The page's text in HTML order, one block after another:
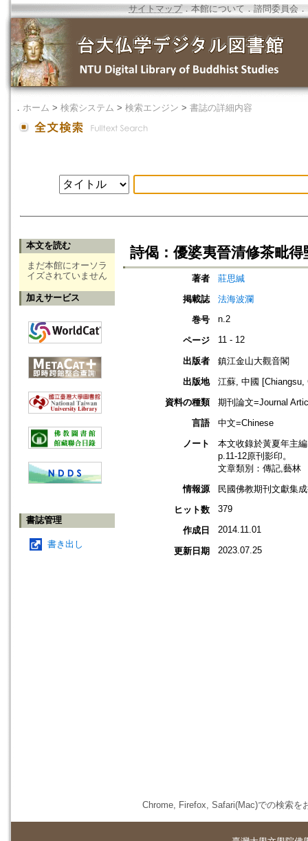
サイトマップ．本館について ． 諮問委員会 ．
． ホーム > 検索システム > 検索エンジン > 書誌の詳細内容
本文を読む
まだ本館にオーソラ
イズされていません
加えサービス
書誌管理
書き出し
詩偈：優婆夷晉清修茶毗
著者
莊思緘
掲載誌
法海波瀾
巻号
n.2
ページ 11 - 12
出版者
鎮江金山大觀音閣
出版地
江蘇, 中國 [Chiangsu,
資料の種類
期刊論文=Journal
言語
中文=Chinese
ノート
本文收錄於黃夏年主
p.11-12原刊影印。
文章類別：傳記,藝林
情報源
民國佛教期刊文獻集
ヒット数
379
作成日 2014.11.01
更新日期 2023.07.25
Chrome, Firefox, Safari(Mac)での検索を